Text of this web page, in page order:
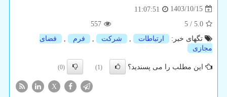
1403/10/15
11:07:51
5.0
/
5
557
تگهای خبر:
ارتباطات , شركت , فرم ,
فضای
مجازی
این مطلب را می پسندید؟ (1)
(0)
X